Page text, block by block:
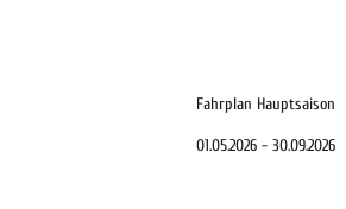
Fahrplan Hauptsaison
01.05.2026 - 30.09.2026